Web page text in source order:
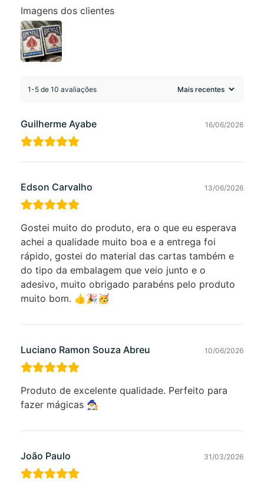
Imagens dos clientes
1-5 de 10 avaliações
Guilherme Ayabe 16/06/2026
Edson Carvalho 13/06/2026
Gostei muito do produto, era o que eu esperava
achei a qualidade muito boa e a entrega foi
rápido, gostei do material das cartas também e
do tipo da embalagem que veio junto e o
adesivo, muito obrigado parabéns pelo produto
muito bom. 👍🎉🥳
Luciano Ramon Souza Abreu 10/06/2026
Produto de excelente qualidade. Perfeito para
fazer mágicas 🧙‍♂️
João Paulo 31/03/2026